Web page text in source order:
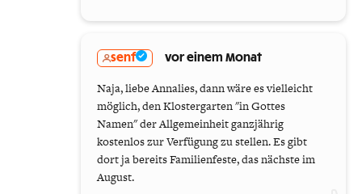
senf vor einem Monat
Naja, liebe Annalies, dann wäre es vielleicht
möglich, den Klostergarten "in Gottes
Namen" der Allgemeinheit ganzjährig
kostenlos zur Verfügung zu stellen. Es gibt
dort ja bereits Familienfeste, das nächste im
August.